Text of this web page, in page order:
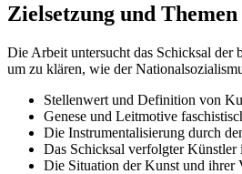
Zielsetzung und Themen
Die Arbeit untersucht das Schicksal
um zu klären, wie der
Stellenwert und Definition von
Genese und Leitmotive
Die Instrumentalisierung durch
Das Schicksal verfolgter
Die Situation der Kunst und ihrer